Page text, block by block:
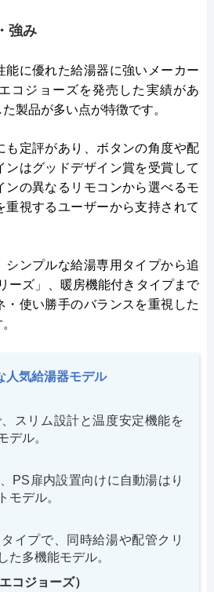
強み
能に優れた給湯器に強いメーカー
コジョーズを発売した実績があ
製品が多い点が特徴です。
も定評があり、ボタンの角度や配
ンはグッドデザイン賞を受賞して
ンの異なるリモコンから選べるモ
重視するユーザーから支持されて
シンプルな給湯専用タイプから追
ーズ」、暖房機能付きタイプまで
・使い勝手のバランスを重視した
人気給湯器モデル
スリム設計と温度安定機能を
デル。
PS扉内設置向けに自動湯はり
モデル。
イプで、同時給湯や配管クリ
た多機能モデル。
コジョーズ）